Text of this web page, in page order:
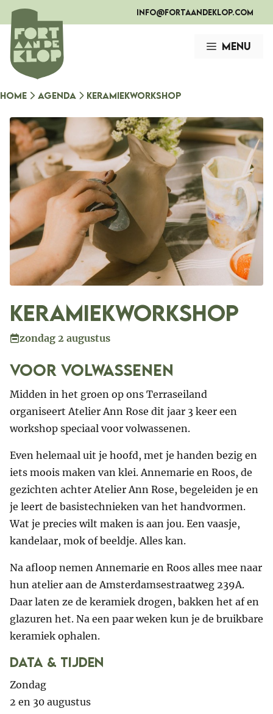
naar
de
inhoud
info@fortaandeklop.com
Menu
Home Agenda Keramiekworkshop
Keramiekworkshop
zondag 2 augustus
voor volwassenen
Midden in het groen op ons Terraseiland
organiseert Atelier Ann Rose dit jaar 3 keer een
workshop speciaal voor volwassenen.
Even helemaal uit je hoofd, met je handen bezig en
iets moois maken van klei. Annemarie en Roos, de
gezichten achter Atelier Ann Rose, begeleiden je en
je leert de basistechnieken van het handvormen.
Wat je precies wilt maken is aan jou. Een vaasje,
kandelaar, mok of beeldje. Alles kan.
Na afloop nemen Annemarie en Roos alles mee naar
hun atelier aan de Amsterdamsestraatweg 239A.
Daar laten ze de keramiek drogen, bakken het af en
glazuren het. Na een paar weken kun je de bruikbare
keramiek ophalen.
data & tijden
Zondag
2 en 30 augustus